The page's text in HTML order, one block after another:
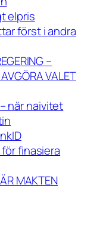
elpris
först i andra
–
VALET
när naivitet
finasiera
MAKTEN